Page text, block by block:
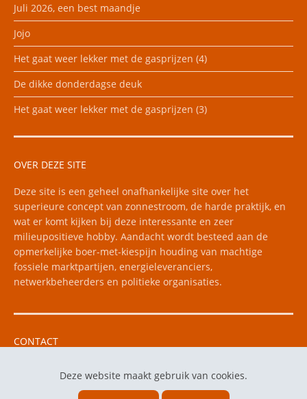
Juli 2026, een best maandje
Jojo
Het gaat weer lekker met de gasprijzen (4)
De dikke donderdagse deuk
Het gaat weer lekker met de gasprijzen (3)
OVER DEZE SITE
Deze site is een geheel onafhankelijke site over het
superieure concept van zonnestroom, de harde praktijk, en
wat er komt kijken bij deze interessante en zeer
milieupositieve hobby. Aandacht wordt besteed aan de
opmerkelijke boer-met-kiespijn houding van machtige
fossiele marktpartijen, energieleveranciers,
netwerkbeheerders en politieke organisaties.
CONTACT
yahoo.com.
Deze website maakt gebruik van cookies.